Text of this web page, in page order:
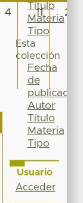
4 11 29
Título
Materia
Tipo
Esta
colección
Fecha
de
publicación
Autor
Título
Materia
Tipo
Usuario
Acceder